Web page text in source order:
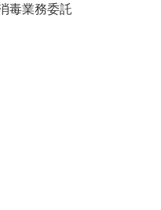
毒業務委託